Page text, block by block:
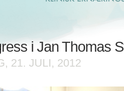
i Jan Thomas
21. JULI, 2012